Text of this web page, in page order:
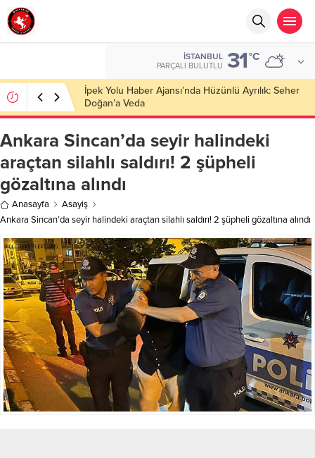
İSTANBUL
PARÇALI BULUTLU 31°C
Başkan Nihat Öztürk, Şanahan’da Hacı Eryaman’a
Misafir Oldu
Ankara Sincan’da seyir halindeki
araçtan silahlı saldırı! 2 şüpheli
gözaltına alındı
Anasayfa
Asayiş
Ankara Sincan’da seyir halindeki araçtan silahlı saldırı! 2 şüpheli gözaltına alındı